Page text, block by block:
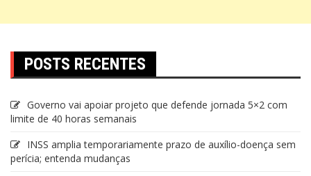
POSTS RECENTES
Governo vai apoiar projeto que defende jornada 5×2 com
limite de 40 horas semanais
INSS amplia temporariamente prazo de auxílio-doença sem
perícia; entenda mudanças